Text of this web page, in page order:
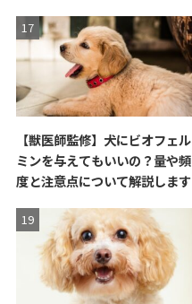
【獣医師監修】犬にビオフェル
ミンを与えてもいいの？量や頻
度と注意点について解説します